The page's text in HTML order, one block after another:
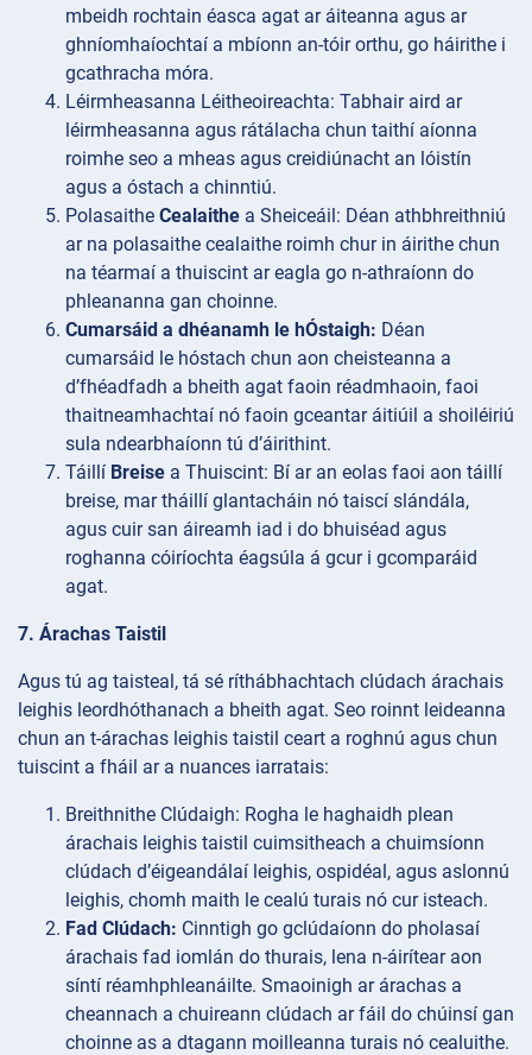
mbeidh rochtain éasca agat ar áiteanna agus ar
ghníomhaíochtaí a mbíonn an-tóir orthu, go háirithe i
gcathracha móra.
Léirmheasanna Léitheoireachta: Tabhair aird ar
léirmheasanna agus rátálacha chun taithí aíonna
roimhe seo a mheas agus creidiúnacht an lóistín
agus a óstach a chinntiú.
Polasaithe Cealaithe a Sheiceáil: Déan athbhreithniú
ar na polasaithe cealaithe roimh chur in áirithe chun
na téarmaí a thuiscint ar eagla go n-athraíonn do
phleananna gan choinne.
Cumarsáid a dhéanamh le hÓstaigh: Déan
cumarsáid le hóstach chun aon cheisteanna a
d’fhéadfadh a bheith agat faoin réadmhaoin, faoi
thaitneamhachtaí nó faoin gceantar áitiúil a shoiléiriú
sula ndearbhaíonn tú d’áirithint.
Táillí Breise a Thuiscint: Bí ar an eolas faoi aon táillí
breise, mar tháillí glantacháin nó taiscí slándála,
agus cuir san áireamh iad i do bhuiséad agus
roghanna cóiríochta éagsúla á gcur i gcomparáid
agat.
7. Árachas Taistil
Agus tú ag taisteal, tá sé ríthábhachtach clúdach árachais
leighis leordhóthanach a bheith agat. Seo roinnt leideanna
chun an t-árachas leighis taistil ceart a roghnú agus chun
tuiscint a fháil ar a nuances iarratais:
Breithnithe Clúdaigh: Rogha le haghaidh plean
árachais leighis taistil cuimsitheach a chuimsíonn
clúdach d’éigeandálaí leighis, ospidéal, agus aslonnú
leighis, chomh maith le cealú turais nó cur isteach.
Fad Clúdach: Cinntigh go gclúdaíonn do pholasaí
árachais fad iomlán do thurais, lena n-áirítear aon
síntí réamhphleanáilte. Smaoinigh ar árachas a
cheannach a chuireann clúdach ar fáil do chúinsí gan
choinne as a dtagann moilleanna turais nó cealuithe.